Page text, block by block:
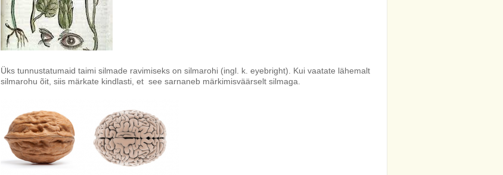
Üks tunnustatumaid taimi silmade ravimiseks on silmarohi (ingl. k. eyebright). Kui vaatate lähemalt
silmarohu õit, siis märkate kindlasti, et see sarnaneb märkimisväärselt silmaga.